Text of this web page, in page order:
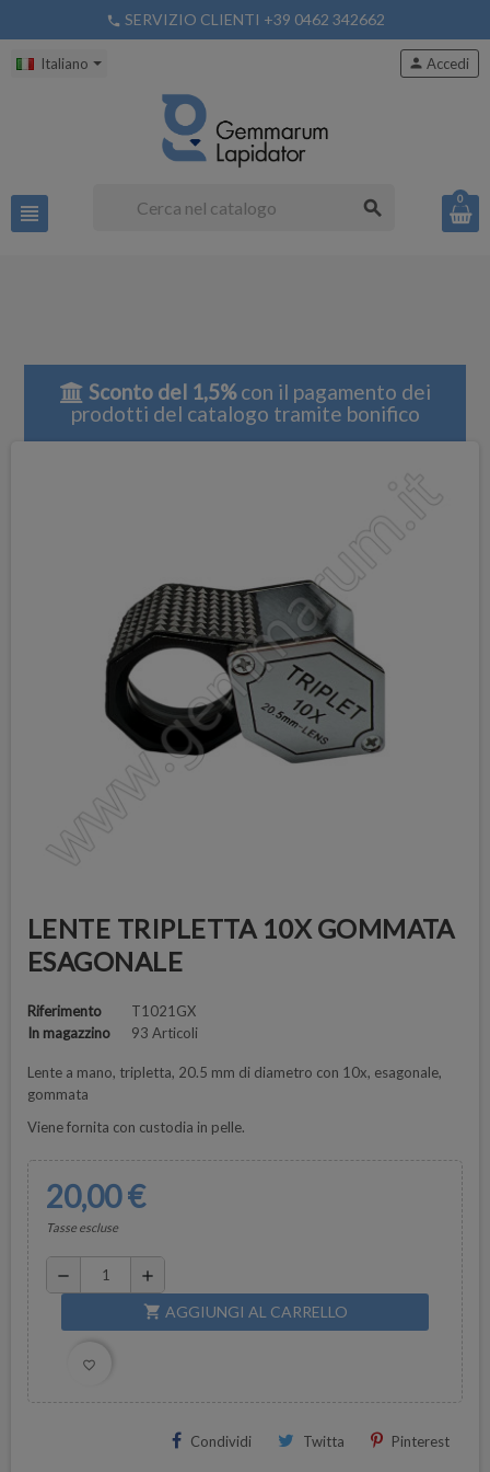
phone SERVIZIO CLIENTI +39 0462 342662
Italiano
view_headline search
person Accedi
0
Sconto del 1,5%con il pagamento dei
prodotti del catalogo tramite bonifico
LENTE TRIPLETTA 10X GOMMATA
ESAGONALE
Riferimento
T1021GX
In magazzino
93 Articoli
Lente a mano, tripletta, 20.5 mm di diametro con 10x, esagonale,
gommata
Viene fornita con custodia in pelle.
20,00 €
Tasse escluse
remove add
shopping_cart AGGIUNGI AL CARRELLO
favorite_border
Condividi Twitta Pinterest